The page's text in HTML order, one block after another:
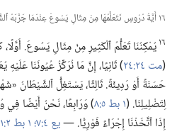
١٦ أَيَّةُ دُرُوسٍ نَتَعَلَّمُهَا مِنْ مِثَالِ يَسُوعَ عِنْدَمَا جَرَّبَهُ ٱلشَّيْطَانُ؟‏
١٦يُمْكِنُنَا تَعَلُّمُ ٱلْكَثِيرِ مِنْ مِثَالِ يَسُوعَ.‏
(‏مت ٢٤:‏٢٤
‏)‏ ثَانِيًا،‏ إِنَّ مَا نُرَكِّزُ عُيُونَنَا
حَسَنَةً أَوْ رَدِيئَةً.‏ ثَالِثًا،‏ يَسْتَغِلُّ ٱلشَّيْطَانُ
لِتَضْلِيلِنَا.‏ (‏١ بط ٥:‏٨
‏)‏ وَرَابِعًا،‏ نَحْنُ أَيْضًا
إِذَا ٱتَّخَذْنَا إِجْرَاءً فَوْرِيًّا.‏ —‏يع ٤:‏٧؛‏